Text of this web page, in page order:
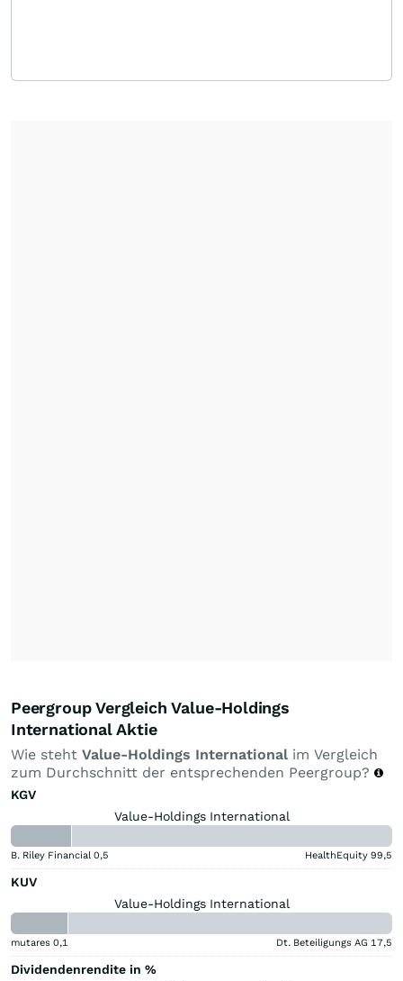
Peergroup Vergleich Value-Holdings
International Aktie
Wie steht Value-Holdings International im Vergleich
zum Durchschnitt der entsprechenden Peergroup?
KGV
Value-Holdings International
B. Riley Financial 0,5 HealthEquity 99,5
KUV
Value-Holdings International
mutares 0,1 Dt. Beteiligungs AG 17,5
Dividendenrendite in %